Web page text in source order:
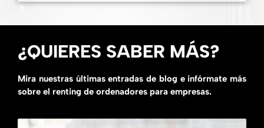
¿QUIERES SABER MÁS?
Mira nuestras últimas entradas de blog e infórmate más
sobre el renting de ordenadores para empresas.